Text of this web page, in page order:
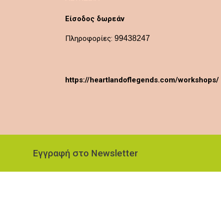
Είσοδος δωρεάν
Πληροφορίες: 99438247
https://heartlandoflegends.com/workshops/
Εγγραφή στο Newsletter